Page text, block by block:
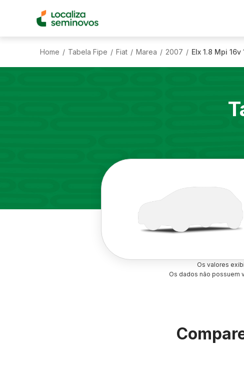
Home / Tabela Fipe / Fiat / Marea / 2007 / Elx 1.8 Mpi 16v
Os valores
Os dados não possuem